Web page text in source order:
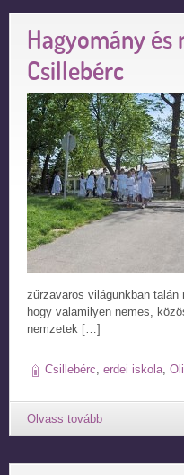
Hagyomány és
Csillebérc
zűrzavaros világunkban
hogy valamilyen nemes,
nemzetek […]
Csillebérc, erdei iskola,